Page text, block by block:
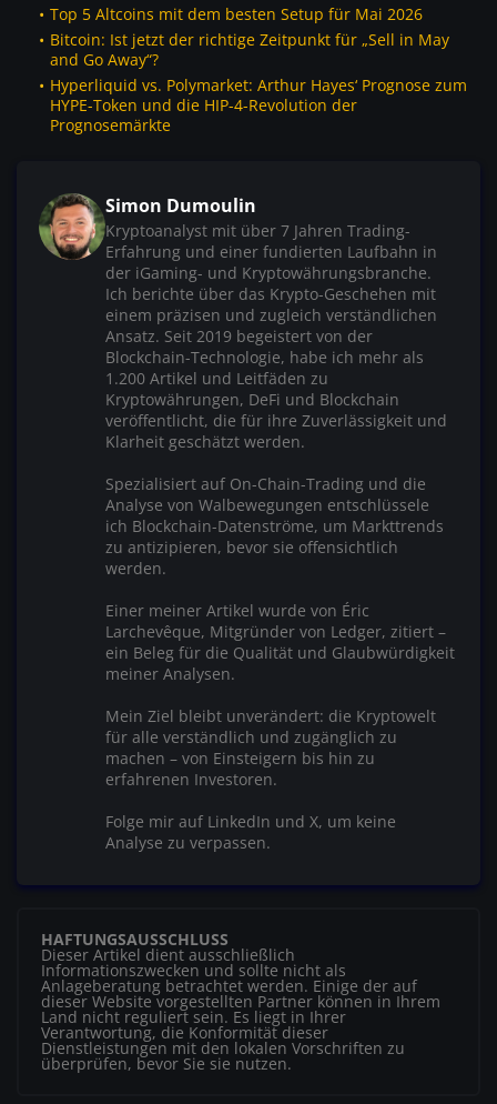
Top 5 Altcoins mit dem besten Setup für Mai 2026
Bitcoin: Ist jetzt der richtige Zeitpunkt für „Sell in May
and Go Away“?
Hyperliquid vs. Polymarket: Arthur Hayes‘ Prognose zum
HYPE-Token und die HIP-4-Revolution der
Prognosemärkte
Simon Dumoulin
Kryptoanalyst mit über 7 Jahren Trading-
Erfahrung und einer fundierten Laufbahn in
der iGaming- und Kryptowährungsbranche.
Ich berichte über das Krypto-Geschehen mit
einem präzisen und zugleich verständlichen
Ansatz. Seit 2019 begeistert von der
Blockchain-Technologie, habe ich mehr als
1.200 Artikel und Leitfäden zu
Kryptowährungen, DeFi und Blockchain
veröffentlicht, die für ihre Zuverlässigkeit und
Klarheit geschätzt werden.
Spezialisiert auf On-Chain-Trading und die
Analyse von Walbewegungen entschlüssele
ich Blockchain-Datenströme, um Markttrends
zu antizipieren, bevor sie offensichtlich
werden.
Einer meiner Artikel wurde von Éric
Larchevêque, Mitgründer von Ledger, zitiert –
ein Beleg für die Qualität und Glaubwürdigkeit
meiner Analysen.
Mein Ziel bleibt unverändert: die Kryptowelt
für alle verständlich und zugänglich zu
machen – von Einsteigern bis hin zu
erfahrenen Investoren.
Folge mir auf LinkedIn und X, um keine
Analyse zu verpassen.
HAFTUNGSAUSSCHLUSS
Dieser Artikel dient ausschließlich
Informationszwecken und sollte nicht als
Anlageberatung betrachtet werden. Einige der auf
dieser Website vorgestellten Partner können in Ihrem
Land nicht reguliert sein. Es liegt in Ihrer
Verantwortung, die Konformität dieser
Dienstleistungen mit den lokalen Vorschriften zu
überprüfen, bevor Sie sie nutzen.